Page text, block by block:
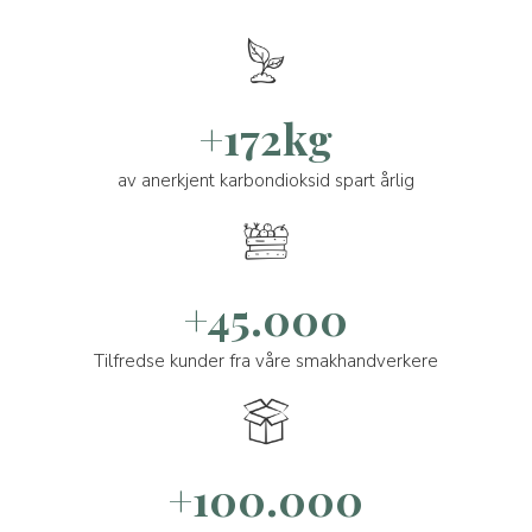
+172kg
av anerkjent karbondioksid spart årlig
+45.000
Tilfredse kunder fra våre smakhandverkere
+100.000